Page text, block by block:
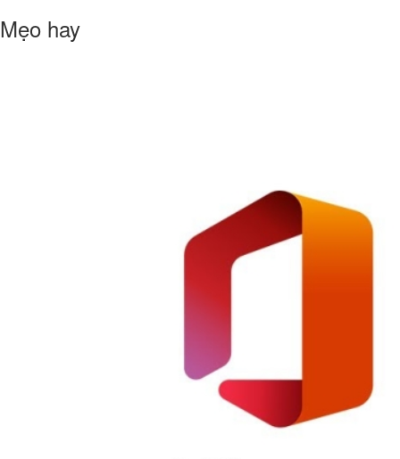
Mẹo hay